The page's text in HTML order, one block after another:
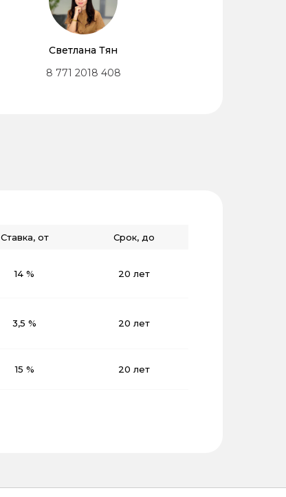
Светлана Тян
8 771 2018 408
Ставка, от Срок, до
14 % 20 лет
3,5 % 20 лет
15 % 20 лет